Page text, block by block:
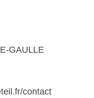
GAULLE
contact